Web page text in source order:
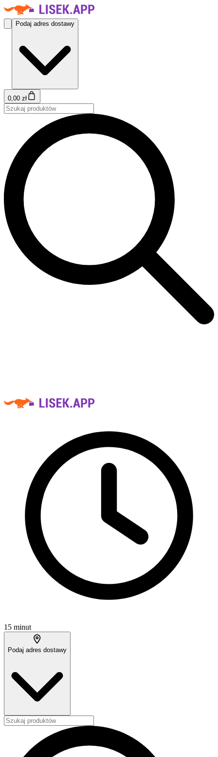
Podaj adres dostawy
0,00 zł
15 minut
Podaj adres dostawy